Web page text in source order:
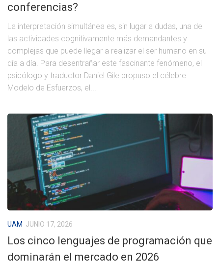
conferencias?
La interpretación simultánea es, sin lugar a dudas, una de
las actividades cognitivamente más demandantes y
complejas que puede llegar a realizar el ser humano en su
día a día. Para desentrañar este fascinante fenómeno, el
psicólogo y traductor Daniel Gile propuso el célebre
Modelo de Esfuerzos, el...
UAM JUNIO 17, 2026
Los cinco lenguajes de programación que
dominarán el mercado en 2026